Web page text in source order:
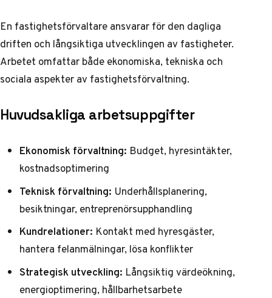
En fastighetsförvaltare ansvarar för den dagliga
driften och långsiktiga utvecklingen av fastigheter.
Arbetet omfattar både ekonomiska, tekniska och
sociala aspekter av fastighetsförvaltning.
Huvudsakliga arbetsuppgifter
Ekonomisk förvaltning: Budget, hyresintäkter,
kostnadsoptimering
Teknisk förvaltning: Underhållsplanering,
besiktningar, entreprenörsupphandling
Kundrelationer: Kontakt med hyresgäster,
hantera felanmälningar, lösa konflikter
Strategisk utveckling: Långsiktig värdeökning,
energioptimering, hållbarhetsarbete